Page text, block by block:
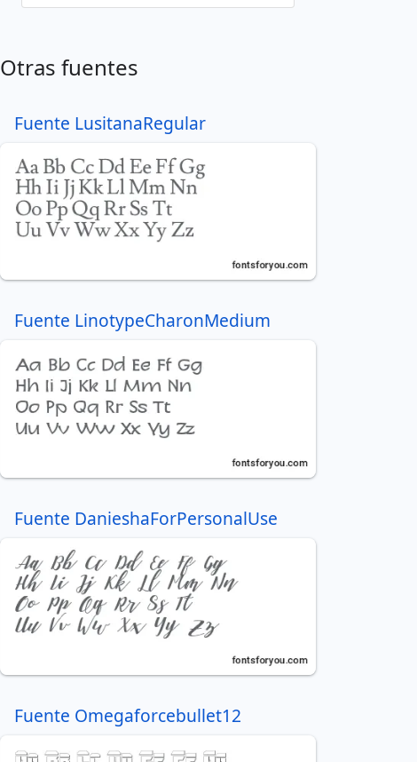
Otras fuentes
Fuente LusitanaRegular
Fuente LinotypeCharonMedium
Fuente DanieshaForPersonalUse
Fuente Omegaforcebullet12